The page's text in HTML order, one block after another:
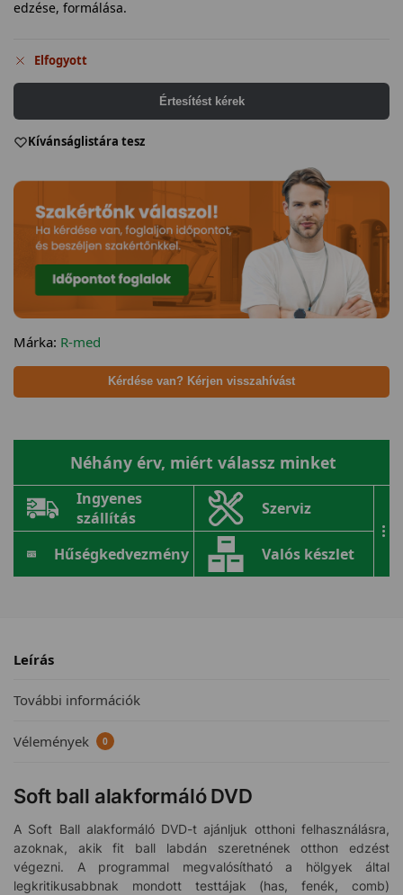
edzése, formálása.
Elfogyott
Értesítést kérek
Kívánságlistára tesz
Márka: R-med
Kérdése van? Kérjen visszahívást
Néhány érv, miért válassz minket
Ingyenes
szállítás
Szerviz
Hűségkedvezmény Valós készlet
...
Leírás
További információk
Vélemények 0
Soft ball alakformáló DVD
A Soft Ball alakformáló DVD-t ajánljuk otthoni felhasználásra,
azoknak, akik fit ball labdán szeretnének otthon edzést
végezni. A programmal megvalósítható a hölgyek által
legkritikusabbnak mondott testtájak (has, fenék, comb)